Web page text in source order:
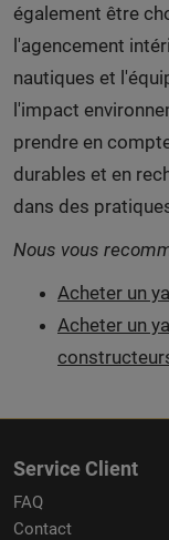
également être
l'agencement
nautiques et
l'impact
prendre en
durables et en
dans des
Nous vous
Acheter un
Acheter un
Service Client
FAQ
Contact